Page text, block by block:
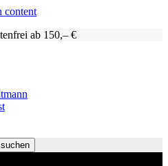
content
ab 150,– €
suchen